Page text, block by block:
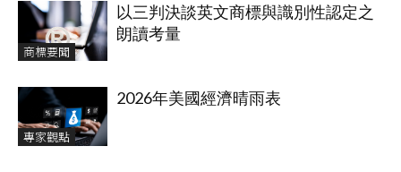
商標要聞
以三判決談英文商標與識別性認定之
朗讀考量
專家觀點
2026年美國經濟晴雨表